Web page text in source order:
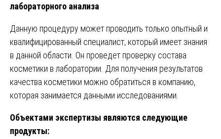
лабораторного анализа
Данную процедуру может проводить только опытный и
квалифицированный специалист, который имеет знания
в данной области. Он проведет проверку состава
косметики в лаборатории. Для получения результатов
качества косметики можно обратиться в компанию,
которая занимается данными исследованиями.
Объектами экспертизы являются следующие
продукты: